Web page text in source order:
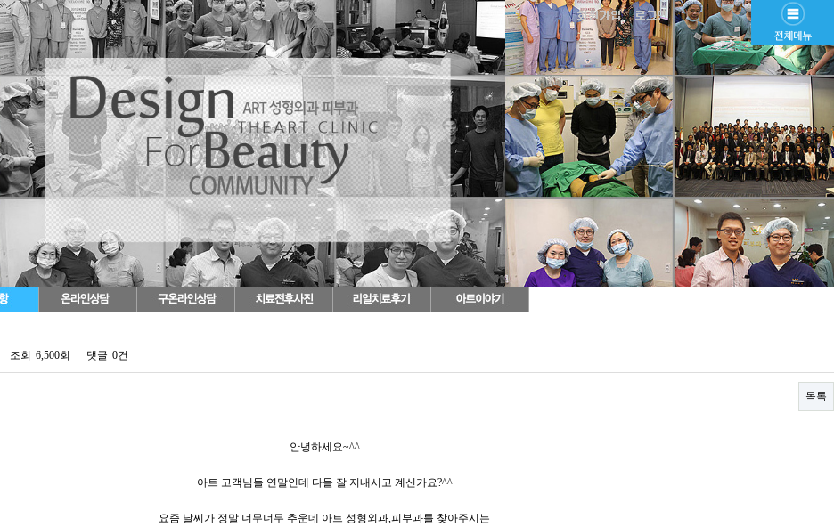
공지사항
조회 6,500회 댓글 0건
목록
안녕하세요~^^
아트 고객님들 연말인데 다들 잘 지내시고 계신가요?^^
요즘 날씨가 정말 너무너무 추운데 아트 성형외과,피부과를 찾아주시는